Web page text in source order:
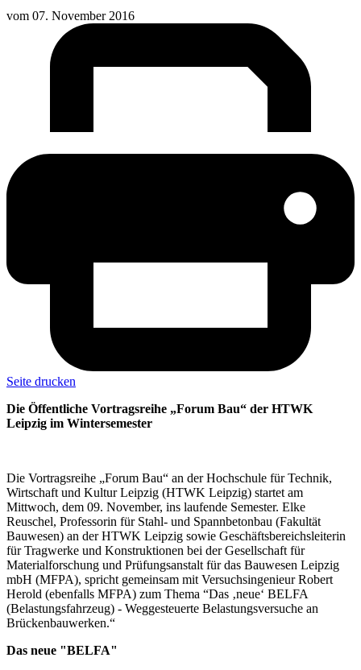
vom 07. November 2016
Seite drucken
Die Öffentliche Vortragsreihe „Forum Bau“ der HTWK
Leipzig im Wintersemester
Die Vortragsreihe „Forum Bau“ an der Hochschule für Technik,
Wirtschaft und Kultur Leipzig (HTWK Leipzig) startet am
Mittwoch, dem 09. November, ins laufende Semester. Elke
Reuschel, Professorin für Stahl- und Spannbetonbau (Fakultät
Bauwesen) an der HTWK Leipzig sowie Geschäftsbereichsleiterin
für Tragwerke und Konstruktionen bei der Gesellschaft für
Materialforschung und Prüfungsanstalt für das Bauwesen Leipzig
mbH (MFPA), spricht gemeinsam mit Versuchsingenieur Robert
Herold (ebenfalls MFPA) zum Thema “Das ‚neue‘ BELFA
(Belastungsfahrzeug) - Weggesteuerte Belastungsversuche an
Brückenbauwerken.“
Das neue "BELFA"